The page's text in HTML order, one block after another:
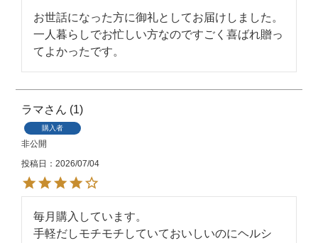
お世話になった方に御礼としてお届けしました。
一人暮らしでお忙しい方なのですごく喜ばれ贈っ
てよかったです。
ラマ 1
購入者
非公開
投稿日
2026/07/04
毎月購入しています。
手軽だしモチモチしていておいしいのにヘルシ